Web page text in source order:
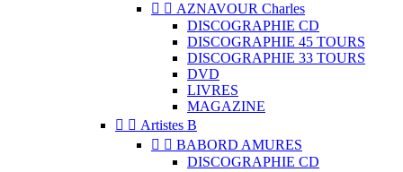
  AZNAVOUR Charles
DISCOGRAPHIE CD
DISCOGRAPHIE 45 TOURS
DISCOGRAPHIE 33 TOURS
DVD
LIVRES
MAGAZINE
  Artistes B
  BABORD AMURES
DISCOGRAPHIE CD